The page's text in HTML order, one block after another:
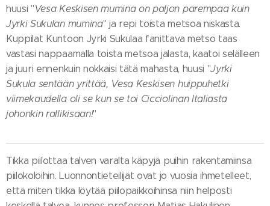
huusi "Vesa Keskisen mumina on paljon parempaa kuin
Jyrki Sukulan mumina" ja repi toista metsoa niskasta.
Kuppilat Kuntoon Jyrki Sukulaa fanittava metso taas
vastasi nappaamalla toista metsoa jalasta, kaatoi selälleen
ja juuri ennenkuin nokkaisi tätä mahasta, huusi "Jyrki
Sukula sentään yrittää, Vesa Keskisen huippuhetki
viimekaudella oli se kun se toi Cicciolinan Italiasta
johonkin rallikisaan!"
Tikka piilottaa talven varalta käpyjä puihin rakentamiinsa
piilokoloihin. Luonnontieteilijät ovat jo vuosia ihmetelleet,
että miten tikka löytää piilopaikkoihinsa niin helposti